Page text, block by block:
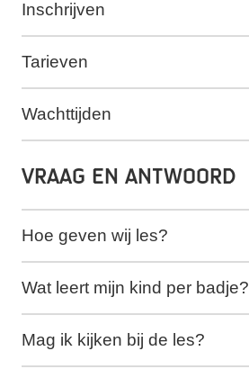
Inschrijven
Tarieven
Wachttijden
Vraag en antwoord
Hoe geven wij les?
Wat leert mijn kind per badje?
Mag ik kijken bij de les?